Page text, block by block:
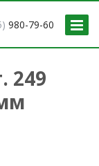
980-79-60
249